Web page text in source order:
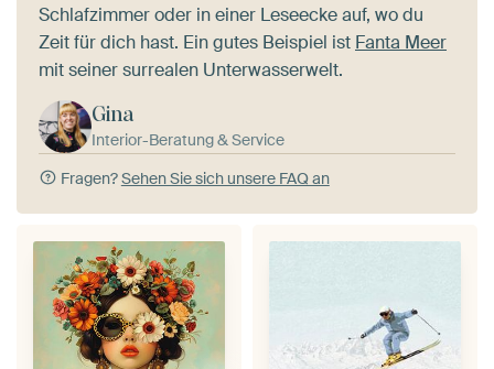
Schlafzimmer oder in einer Leseecke auf, wo du
Zeit für dich hast. Ein gutes Beispiel ist Fanta Meer
mit seiner surrealen Unterwasserwelt.
Gina
Interior-Beratung & Service
Fragen?Sehen Sie sich unsere FAQ an